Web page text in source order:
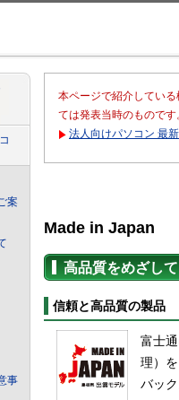
案
事
本ページで紹介してい
ては発表当時のものです
法人向けパソコン 最
Made in Japan
高品質をめざし
信頼と高品質の製品
富士
理）
バッ